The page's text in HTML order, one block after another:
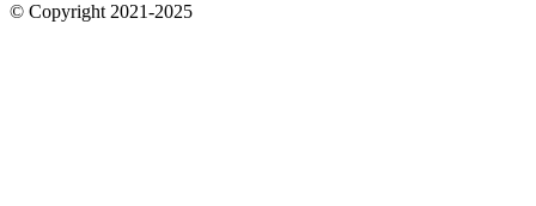
© Copyright 2021-2025